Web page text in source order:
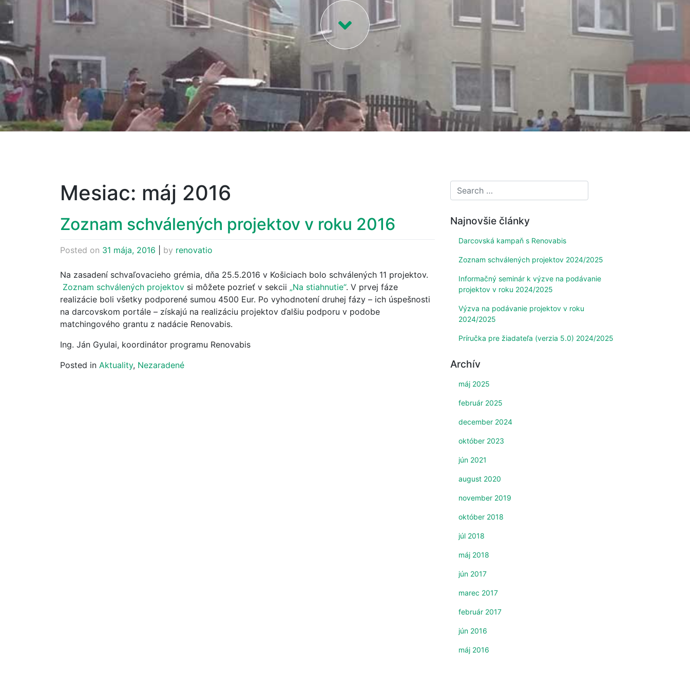
Mesiac: máj 2016
Zoznam schválených projektov v roku 2016
Posted on 31 mája, 2016 by renovatio
Na zasadení schvaľovacieho grémia, dňa 25.5.2016 v Košiciach bolo schválených 11 projektov.
Zoznam schválených projektov si môžete pozrieť v sekcii „Na stiahnutie“. V prvej fáze
realizácie boli všetky podporené sumou 4500 Eur. Po vyhodnotení druhej fázy – ich úspešnosti
na darcovskom portále – získajú na realizáciu projektov ďalšiu podporu v podobe
matchingového grantu z nadácie Renovabis.
Ing. Ján Gyulai, koordinátor programu Renovabis
Posted in Aktuality, Nezaradené
Najnovšie články
Darcovská kampaň s Renovabis
Zoznam schválených projektov 2024/2025
Informačný seminár k výzve na podávanie
projektov v roku 2024/2025
Výzva na podávanie projektov v roku
2024/2025
Príručka pre žiadateľa (verzia 5.0) 2024/2025
Archív
máj 2025
február 2025
december 2024
október 2023
jún 2021
august 2020
november 2019
október 2018
júl 2018
máj 2018
jún 2017
marec 2017
február 2017
jún 2016
máj 2016